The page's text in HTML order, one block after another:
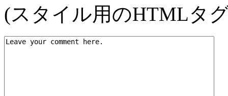
(スタイル用のHTMLタ